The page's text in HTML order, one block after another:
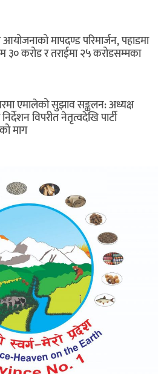
आयोजनाको मापदण्ड परिमार्जन, पहाडमा
करोड र तराईमा २५ करोडसम्मका
एमालेको सुझाव सङ्कलन: अध्यक्ष
विपरीत नेतृत्वदेखि पार्टी
माग